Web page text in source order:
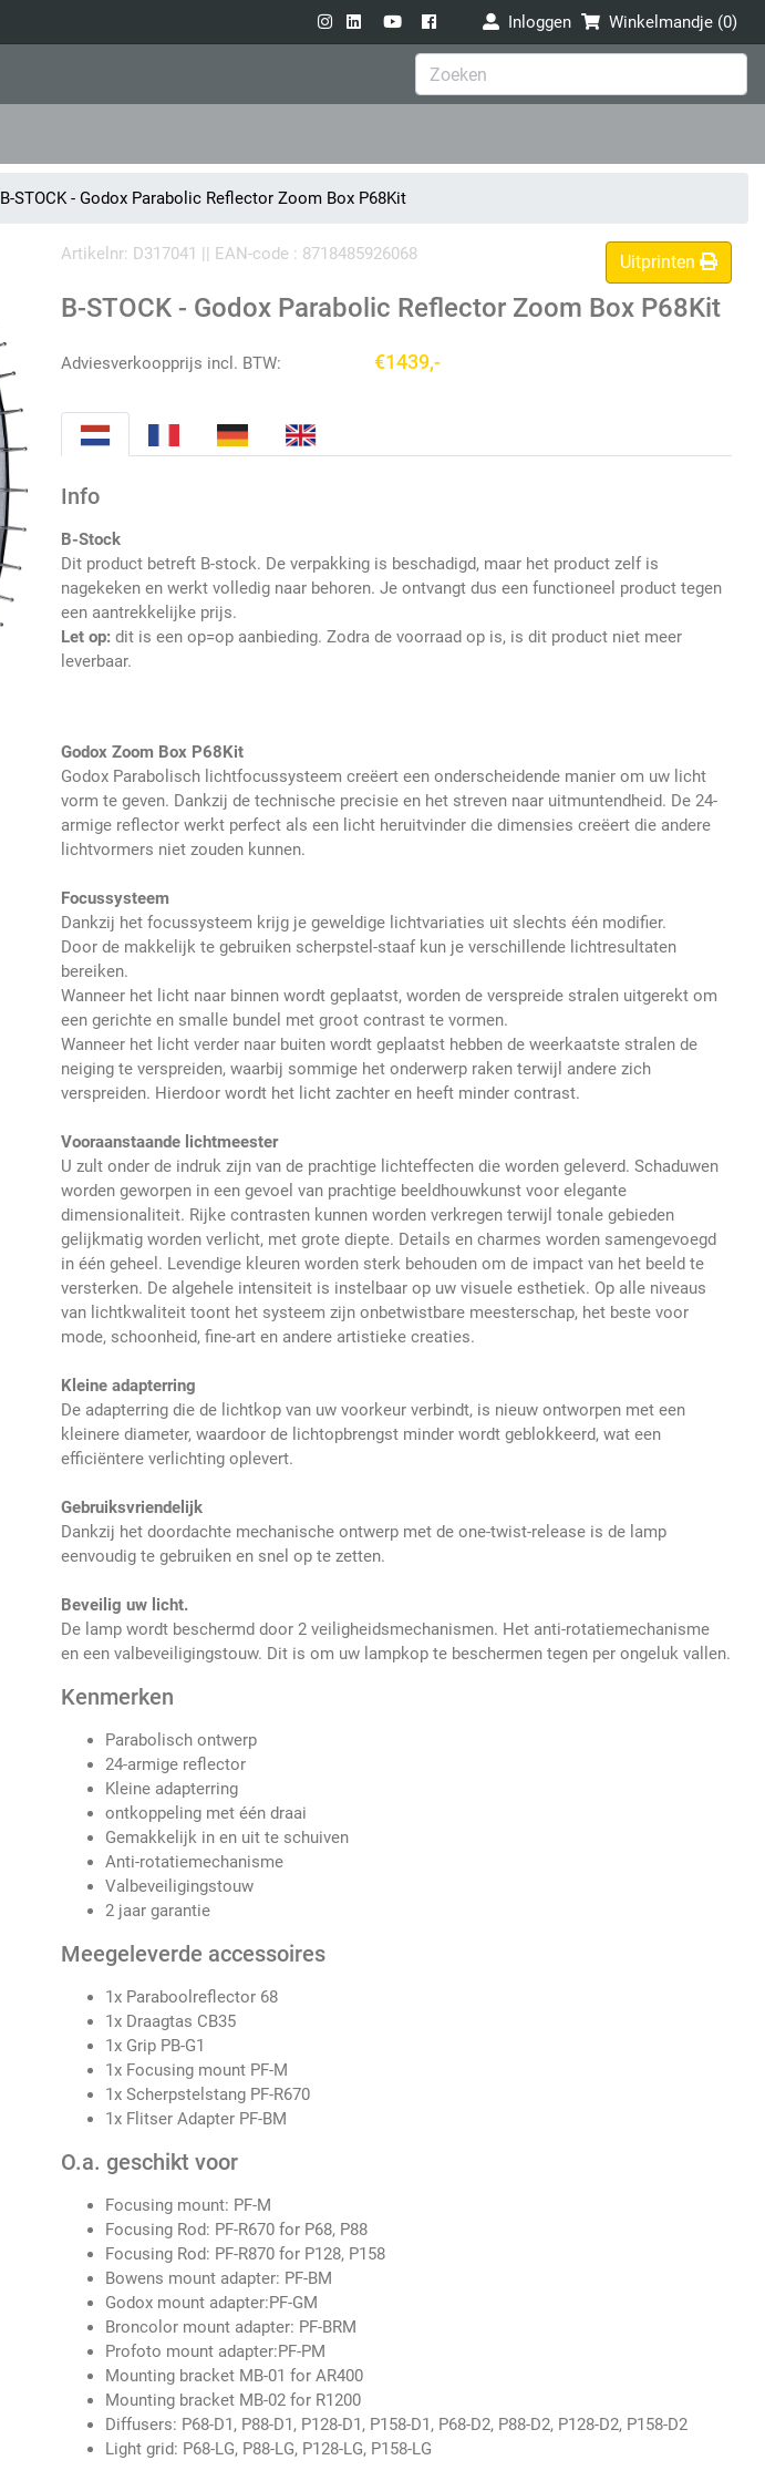
Inloggen Winkelmandje (0)
B-STOCK - Godox Parabolic Reflector Zoom Box P68Kit
Artikelnr: D317041 || EAN-code : 8718485926068 Uitprinten
B-STOCK - Godox Parabolic Reflector Zoom Box P68Kit
Adviesverkoopprijs incl. BTW: €1439,-
Info
B-Stock
Dit product betreft B-stock. De verpakking is beschadigd, maar het product zelf is
nagekeken en werkt volledig naar behoren. Je ontvangt dus een functioneel product tegen
een aantrekkelijke prijs.
Let op: dit is een op=op aanbieding. Zodra de voorraad op is, is dit product niet meer
leverbaar.
Godox Zoom Box P68Kit
Godox Parabolisch lichtfocussysteem creëert een onderscheidende manier om uw licht
vorm te geven. Dankzij de technische precisie en het streven naar uitmuntendheid. De 24-
armige reflector werkt perfect als een licht heruitvinder die dimensies creëert die andere
lichtvormers niet zouden kunnen.
Focussysteem
Dankzij het focussysteem krijg je geweldige lichtvariaties uit slechts één modifier.
Door de makkelijk te gebruiken scherpstel-staaf kun je verschillende lichtresultaten
bereiken.
Wanneer het licht naar binnen wordt geplaatst, worden de verspreide stralen uitgerekt om
een gerichte en smalle bundel met groot contrast te vormen.
Wanneer het licht verder naar buiten wordt geplaatst hebben de weerkaatste stralen de
neiging te verspreiden, waarbij sommige het onderwerp raken terwijl andere zich
verspreiden. Hierdoor wordt het licht zachter en heeft minder contrast.
Vooraanstaande lichtmeester
U zult onder de indruk zijn van de prachtige lichteffecten die worden geleverd. Schaduwen
worden geworpen in een gevoel van prachtige beeldhouwkunst voor elegante
dimensionaliteit. Rijke contrasten kunnen worden verkregen terwijl tonale gebieden
gelijkmatig worden verlicht, met grote diepte. Details en charmes worden samengevoegd
in één geheel. Levendige kleuren worden sterk behouden om de impact van het beeld te
versterken. De algehele intensiteit is instelbaar op uw visuele esthetiek. Op alle niveaus
van lichtkwaliteit toont het systeem zijn onbetwistbare meesterschap, het beste voor
mode, schoonheid, fine-art en andere artistieke creaties.
Kleine adapterring
De adapterring die de lichtkop van uw voorkeur verbindt, is nieuw ontworpen met een
kleinere diameter, waardoor de lichtopbrengst minder wordt geblokkeerd, wat een
efficiëntere verlichting oplevert.
Gebruiksvriendelijk
Dankzij het doordachte mechanische ontwerp met de one-twist-release is de lamp
eenvoudig te gebruiken en snel op te zetten.
Beveilig uw licht.
De lamp wordt beschermd door 2 veiligheidsmechanismen. Het anti-rotatiemechanisme
en een valbeveiligingstouw. Dit is om uw lampkop te beschermen tegen per ongeluk vallen.
Kenmerken
Parabolisch ontwerp
24-armige reflector
Kleine adapterring
ontkoppeling met één draai
Gemakkelijk in en uit te schuiven
Anti-rotatiemechanisme
Valbeveiligingstouw
2 jaar garantie
Meegeleverde accessoires
1x Paraboolreflector 68
1x Draagtas CB35
1x Grip PB-G1
1x Focusing mount PF-M
1x Scherpstelstang PF-R670
1x Flitser Adapter PF-BM
O.a. geschikt voor
Focusing mount: PF-M
Focusing Rod: PF-R670 for P68, P88
Focusing Rod: PF-R870 for P128, P158
Bowens mount adapter: PF-BM
Godox mount adapter:PF-GM
Broncolor mount adapter: PF-BRM
Profoto mount adapter:PF-PM
Mounting bracket MB-01 for AR400
Mounting bracket MB-02 for R1200
Diffusers: P68-D1, P88-D1, P128-D1, P158-D1, P68-D2, P88-D2, P128-D2, P158-D2
Light grid: P68-LG, P88-LG, P128-LG, P158-LG